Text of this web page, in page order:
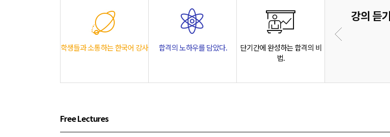
학생들과 소통하는 한국어 강사 합격의 노하우를 담았다.
단기간에 완성하는 합격의 비
법.
100% 반영한 예상문제
영상 모의고사 TEST 화면 제공
토픽 유형 소개 및 문제 품이 꿀팁 제공
강의 듣
Free Lectures